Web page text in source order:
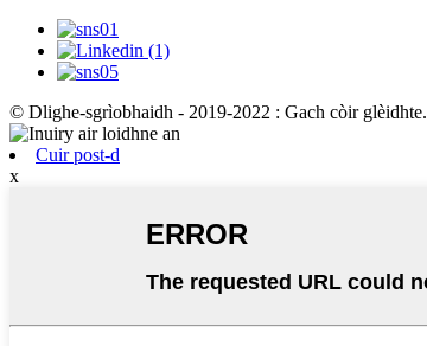
© Dlighe-sgrìobhaidh - 2019-2022 : Gach còir glèidhte.
Cuir post-d
x